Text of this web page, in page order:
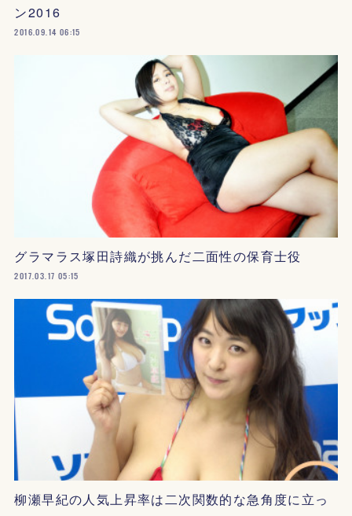
ン2016
2016.09.14 06:15
グラマラス塚田詩織が挑んだ二面性の保育士役
2017.03.17 05:15
柳瀬早紀の人気上昇率は二次関数的な急角度に立っ